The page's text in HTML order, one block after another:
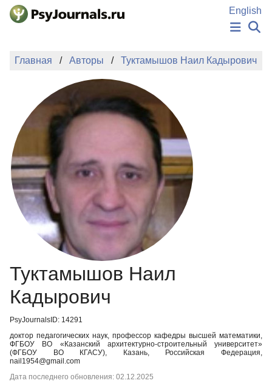
Перейти к основному содержанию
English
НОВОСТИ
АВТОРЫ
ПОДАТЬ РУКОПИСЬ
БАЗА ЗНАНИЙ
КЛЮЧЕВЫЕ СЛОВА
Главная Авторы Туктамышов Наил Кадырович
Туктамышов Наил
Кадырович
PsyJournalsID: 14291
доктор педагогических наук, профессор кафедры высшей математики,
ФГБОУ ВО «Казанский архитектурно-строительный университет»
(ФГБОУ ВО КГАСУ), Казань, Российская Федерация,
nail1954@gmail.com
Дата последнего обновления: 02.12.2025